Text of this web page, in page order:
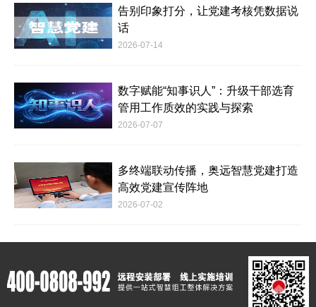
告别印象打分，让党建考核凭数据说
话
2026-07-14
数字赋能“知事识人”：升级干部选育
管用工作质效的实践与探索
2026-07-07
多终端联动传播，奥远智慧党建打造
高效党建宣传阵地
2026-07-02